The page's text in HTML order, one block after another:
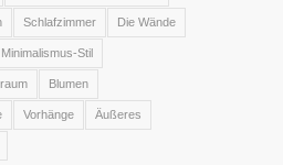
Schlafzimmer Die Wände
Minimalismus-Stil
Blumen
Vorhänge Äußeres